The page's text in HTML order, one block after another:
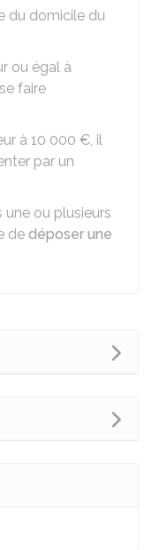
du domicile du
ou égal à
faire
à 10 000 €, il
par un
une ou plusieurs
de déposer une